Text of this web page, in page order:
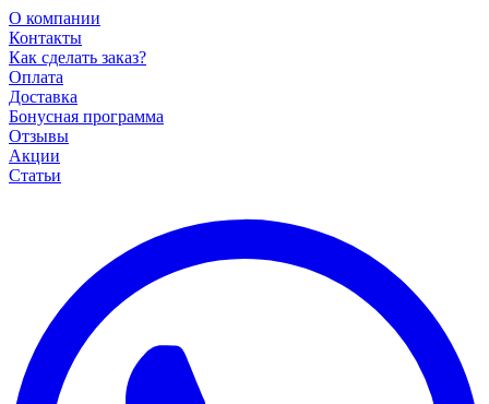
О компании
Контакты
Как сделать заказ?
Оплата
Доставка
Бонусная программа
Отзывы
Акции
Статьи